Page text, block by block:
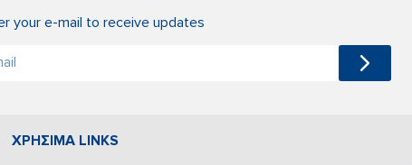
your e-mail to receive updates
ΧΡΗΣΙΜΑ LINKS